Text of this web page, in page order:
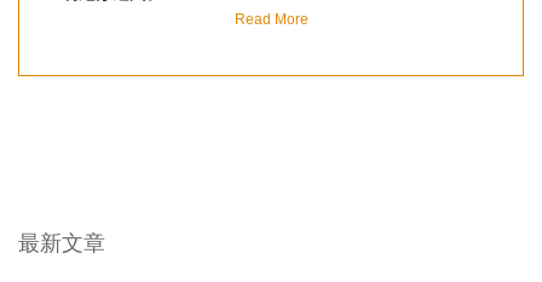
Read More
最新文章